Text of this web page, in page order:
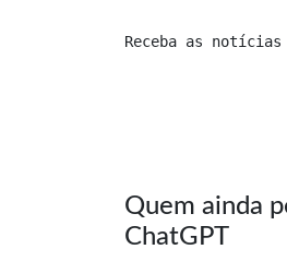
Receba as notícias
Quem ainda
ChatGPT